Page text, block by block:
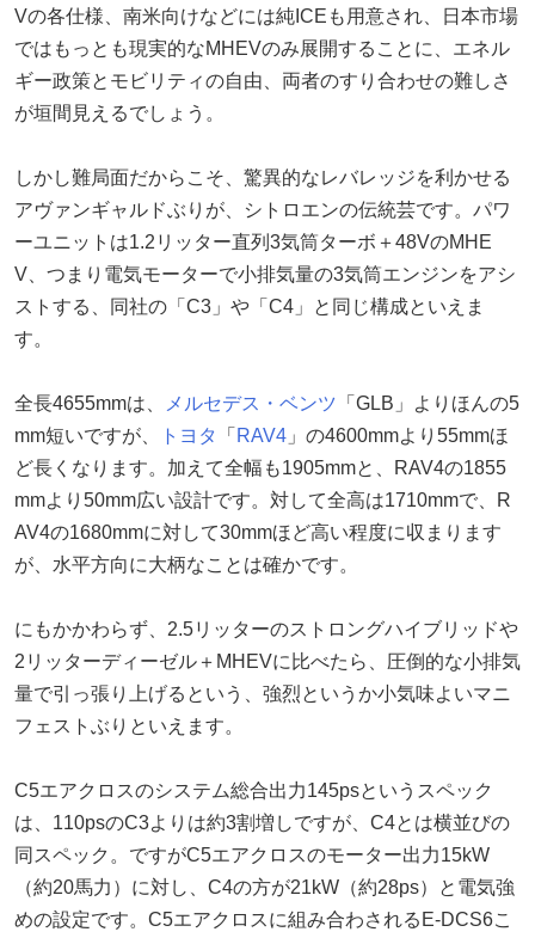
Vの各仕様、南米向けなどには純ICEも用意され、日本市場
ではもっとも現実的なMHEVのみ展開することに、エネル
ギー政策とモビリティの自由、両者のすり合わせの難しさ
が垣間見えるでしょう。
しかし難局面だからこそ、驚異的なレバレッジを利かせる
アヴァンギャルドぶりが、シトロエンの伝統芸です。パワ
ーユニットは1.2リッター直列3気筒ターボ＋48VのMHE
V、つまり電気モーターで小排気量の3気筒エンジンをアシ
ストする、同社の「C3」や「C4」と同じ構成といえま
す。
全長4655mmは、 メルセデス・ベンツ 「GLB」よりほんの5
mm短いですが、
トヨタ 「 RAV4 」の4600mmより55mmほ
ど長くなります。加えて全幅も1905mmと、RAV4の1855
mmより50mm広い設計です。対して全高は1710mmで、R
AV4の1680mmに対して30mmほど高い程度に収まります
が、水平方向に大柄なことは確かです。
にもかかわらず、2.5リッターのストロングハイブリッドや
2リッターディーゼル＋MHEVに比べたら、圧倒的な小排気
量で引っ張り上げるという、強烈というか小気味よいマニ
フェストぶりといえます。
C5エアクロスのシステム総合出力145psというスペック
は、110psのC3よりは約3割増しですが、C4とは横並びの
同スペック。ですがC5エアクロスのモーター出力15kW
（約20馬力）に対し、C4の方が21kW（約28ps）と電気強
めの設定です。C5エアクロスに組み合わされるE-DCS6こ